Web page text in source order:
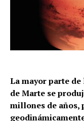
La mayor parte
de Marte se
millones de años,